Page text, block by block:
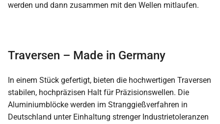
werden und dann zusammen mit den Wellen mitlaufen.
Traversen – Made in Germany
In einem Stück gefertigt, bieten die hochwertigen Traversen
stabilen, hochpräzisen Halt für Präzisionswellen. Die
Aluminiumblöcke werden im Stranggießverfahren in
Deutschland unter Einhaltung strenger Industrietoleranzen